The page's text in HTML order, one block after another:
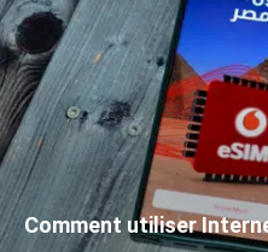
Comment utiliser